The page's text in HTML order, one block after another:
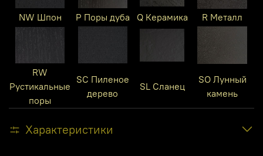
NW Шпон P Поры дуба Q Керамика R Металл
RW
Рустикальные
поры
SC Пиленое
дерево
SL Сланец
SO Лунный
камень
Характеристики